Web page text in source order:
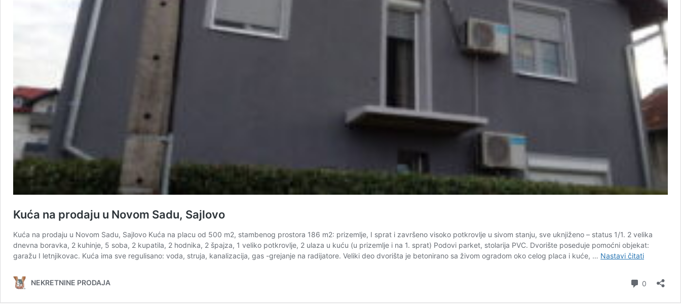
Kuća na prodaju u Novom Sadu, Sajlovo
Kuća na prodaju u Novom Sadu, Sajlovo Kuća na placu od 500 m2, stambenog prostora 186 m2: prizemlje, I sprat i završeno visoko potkrovlje u sivom stanju, sve uknjiženo – status 1/1. 2 velika
dnevna boravka, 2 kuhinje, 5 soba, 2 kupatila, 2 hodnika, 2 špajza, 1 veliko potkrovlje, 2 ulaza u kuću (u prizemlje i na 1. sprat) Podovi parket, stolarija PVC. Dvorište poseduje pomoćni objekat:
garažu I letnjikovac. Kuća ima sve regulisano: voda, struja, kanalizacija, gas -grejanje na radijatore. Veliki deo dvorišta je betonirano sa živom ogradom oko celog placa i kuće, … Nastavi čitatiKuća
u
NEKRETNINE PRODAJA 0 komentara